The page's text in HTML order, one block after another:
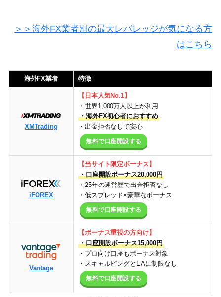
＞＞海外FX業者別の最大レバレッジが気になる方
はこちら
海外FX業者 特徴
XMTrading
【日本人気No.1】
・世界1,000万人以上が利用
・海外FX初心者におすすめ
・出金拒否なしで安心
無料で口座開設する
iFOREX
【当サイト限定ボーナス】
・口座開設ボーナス20,000円
・25年の運営歴で出金拒否なし
・低スプレッド×豪華なボーナス
無料で口座開設する
Vantage
【ボーナス重視の方向け】
・口座開設ボーナス15,000円
・プロ向け口座もボーナス対象
・スキャルピングとEAに制限なし
無料で口座開設する